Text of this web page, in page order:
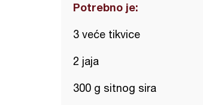
Potrebno je:
3 veće tikvice
2 jaja
300 g sitnog sira